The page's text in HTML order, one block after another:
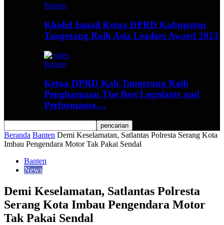
Banten
Kholid Ismail Ketua DPRD Kabupaten
Tangerang Raih Asia Leaders Award 2023
Banten
Ketua DPRD Kab Tangerang Raih
Penghargaan The Best Legislator and
Performance…
Beranda Banten Demi Keselamatan, Satlantas Polresta Serang Kota
Imbau Pengendara Motor Tak Pakai Sendal
Banten
News
Demi Keselamatan, Satlantas Polresta
Serang Kota Imbau Pengendara Motor
Tak Pakai Sendal